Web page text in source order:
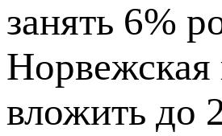
занять 6%
Норвежская
вложить до